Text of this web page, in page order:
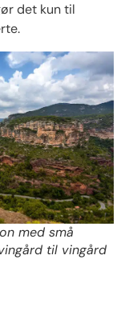
det kun til
med små
til vingård